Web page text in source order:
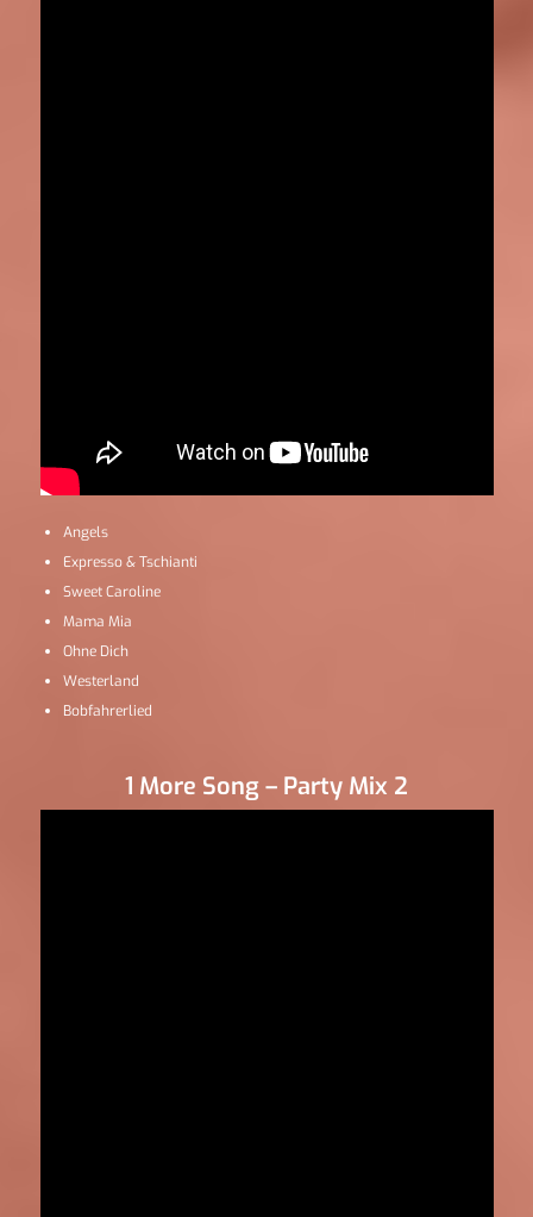
Angels
Expresso & Tschianti
Sweet Caroline
Mama Mia
Ohne Dich
Westerland
Bobfahrerlied
1 More Song – Party Mix 2